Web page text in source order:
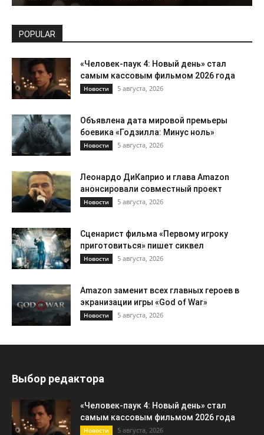
POPULAR
«Человек-паук 4: Новый день» стал
самым кассовым фильмом 2026 года
Новости 5 августа, 2026
Объявлена дата мировой премьеры
боевика «Годзилла: Минус ноль»
Новости 5 августа, 2026
Леонардо ДиКаприо и глава Amazon
анонсировали совместный проект
Новости 5 августа, 2026
Сценарист фильма «Первому игроку
приготовиться» пишет сиквел
Новости 5 августа, 2026
Amazon заменит всех главных героев в
экранизации игры «God of War»
Новости 5 августа, 2026
Выбор редактора
«Человек-паук 4: Новый день» стал
самым кассовым фильмом 2026 года
Новости 5 августа, 2026